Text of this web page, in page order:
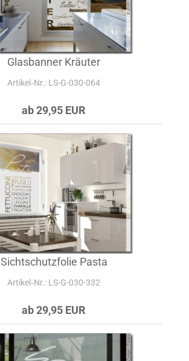
Glasbanner Kräuter
Artikel‑Nr.: LS-G-030-064
ab 29,95 EUR
Sichtschutzfolie Pasta
Artikel‑Nr.: LS-G-030-332
ab 29,95 EUR